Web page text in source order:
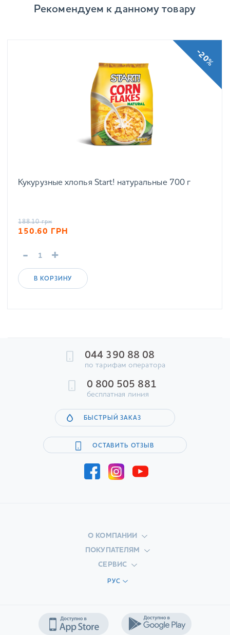
Рекомендуем к данному товару
Кукурузные хлопья Start! натуральные 700 г
188.10 грн
150.60 ГРН
- +
В КОРЗИНУ
-20%
044 390 88 08
по тарифам оператора
0 800 505 881
бесплатная линия
БЫСТРЫЙ ЗАКАЗ
ОСТАВИТЬ ОТЗЫВ
О КОМПАНИИ
ПОКУПАТЕЛЯМ
СЕРВИС
РУС